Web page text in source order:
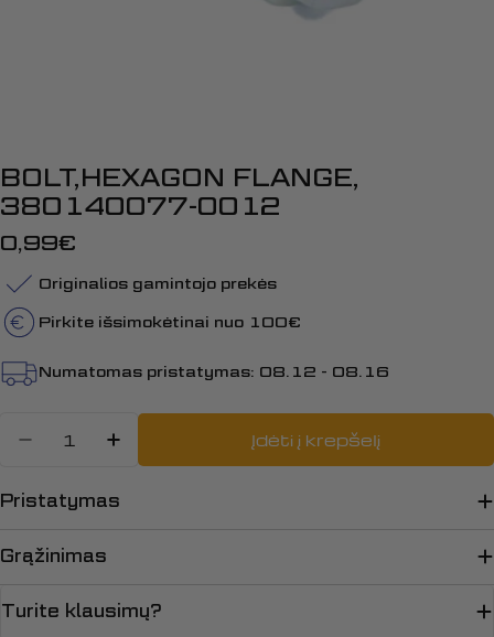
BOLT,HEXAGON FLANGE,
380140077-0012
Įprasta
kaina
0,99€
Originalios gamintojo prekės
Pirkite išsimokėtinai nuo 100€
Numatomas pristatymas: 08.12 - 08.16
Sumažinti kiekį: BOLT,HEXAGON
Padidinti BOLT,HEXAGON
Įdėti į krepšelį
Pristatymas
Grąžinimas
Turite klausimų?